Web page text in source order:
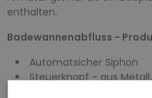
enthalten.
Badewannenabfluss -
Automatsicher Siphon
Steuerknopf - aus